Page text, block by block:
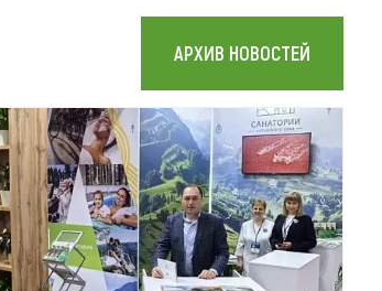
Коллекция впечатлений
Блог путешественника
Видеогалерея
Фотогалерея
АРХИВ НОВОСТЕЙ